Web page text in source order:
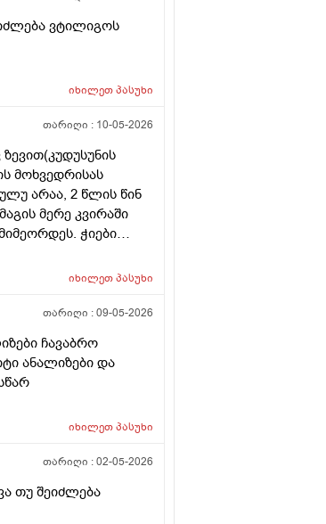
ვტილიგოს
იხილეთპასუხი
თარიღი : 10-05-2026
მოხვედრისას
არაა, 2 წლის წინ
მერე კვირაში
ჭიები
იხილეთპასუხი
თარიღი :09-05-2026
ჩავაბრო
ანალიზები და
იხილეთპასუხი
თარიღი :02-05-2026
თუ შეიძლება